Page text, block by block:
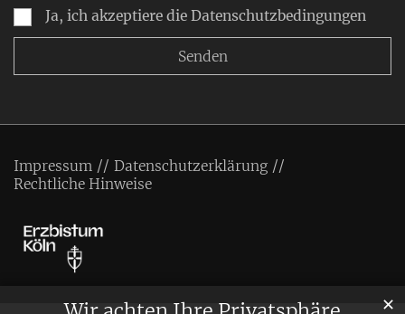
✕
Ja, ich akzeptiere die Datenschutzbedingungen
Impressum
Datenschutzerklärung
Rechtliche Hinweise